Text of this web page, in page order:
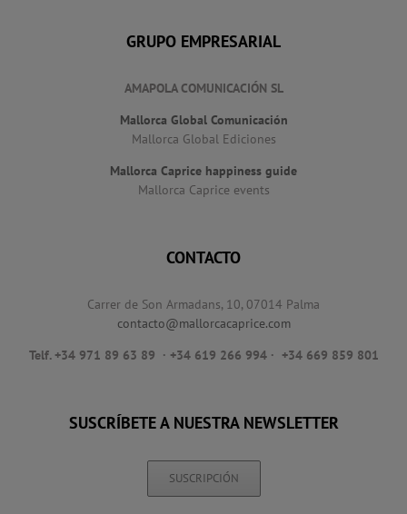
GRUPO EMPRESARIAL
AMAPOLA COMUNICACIÓN SL
Mallorca Global Comunicación
Mallorca Global Ediciones
Mallorca Caprice happiness guide
Mallorca Caprice events
CONTACTO
Carrer de Son Armadans, 10, 07014 Palma
contacto@mallorcacaprice.com
Telf. +34 971 89 63 89 · +34 619 266 994 · +34 669 859 801
SUSCRÍBETE A NUESTRA NEWSLETTER
SUSCRIPCIÓN